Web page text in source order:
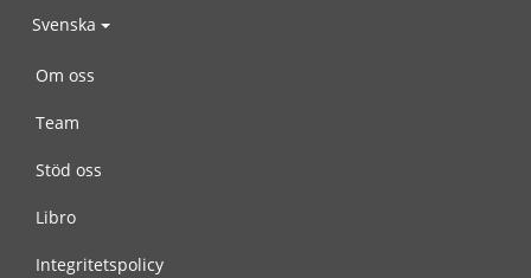
Svenska
Om oss
Team
Stöd oss
Libro
Integritetspolicy